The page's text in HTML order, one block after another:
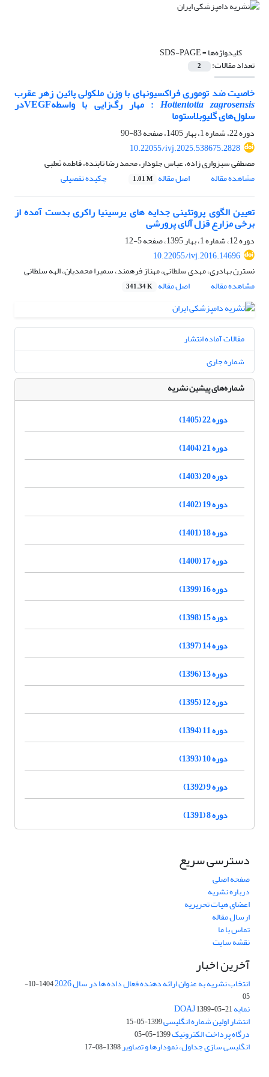
کلیدواژه‌ها =SDS-PAGE
تعداد مقالات: 2
خاصیت ضد توموری فراکسیون­های با وزن ملکولی پائین زهر عقرب
Hottentotta zagrosensis : مهار رگ‌زایی با واسطهVEGFدر
سلول‌های گلیوبلاستوما
دوره 22، شماره 1، بهار 1405، صفحه
83-90
10.22055/ivj.2025.538675.2828
مصطفی سبزواری زاده، عباس جلودار، محمد رضا تابنده، فاطمه ثعلبی
مشاهده مقاله
اصل مقاله 1.01 M چکیده تفصیلی
تعیین الگوی پروتئینی جدایه های یرسینیا راکری بدست آمده از
برخی مزارع قزل آلای پرورشی
دوره 12، شماره 1، بهار 1395، صفحه
5-12
10.22055/ivj.2016.14696
نسترن بهادری، مهدی سلطانی، مهناز فرهمند، سمیرا محمدیان، الهه سلطانی
مشاهده مقاله
اصل مقاله 341.34 K
مقالات آماده انتشار
شماره جاری
شماره‌های پیشین نشریه
دوره 22 (1405)
دوره 21 (1404)
دوره 20 (1403)
دوره 19 (1402)
دوره 18 (1401)
دوره 17 (1400)
دوره 16 (1399)
دوره 15 (1398)
دوره 14 (1397)
دوره 13 (1396)
دوره 12 (1395)
دوره 11 (1394)
دوره 10 (1393)
دوره 9 (1392)
دوره 8 (1391)
دسترسی سریع
صفحه اصلی
درباره نشریه
اعضای هیات تحریریه
ارسال مقاله
تماس با ما
نقشه سایت
آخرین اخبار
انتخاب نشریه به عنوان ارائه دهنده فعال داده ها در سال 2026
1404-10-
05
نمایه DOAJ1399-05-21
انتشار اولین شماره انگلیسی1399-05-15
درگاه پرداخت الکترونیک1399-05-05
انگلیسی سازی جداول، نمودارها و تصاویر1398-08-17